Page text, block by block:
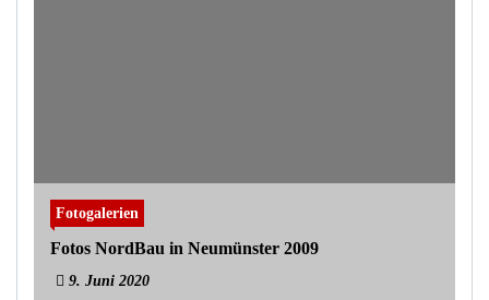
Fotogalerien
Fotos NordBau in Neumünster 2009
9. Juni 2020